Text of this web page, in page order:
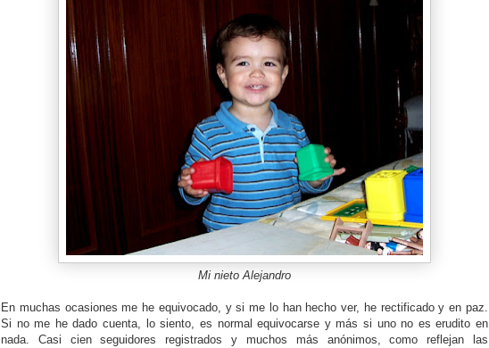
Mi nieto Alejandro
En muchas ocasiones me he equivocado, y si me lo han hecho ver, he rectificado y en paz.
Si no me he dado cuenta, lo siento, es normal equivocarse y más si uno no es erudito en
nada. Casi cien seguidores registrados y muchos más anónimos, como reflejan las